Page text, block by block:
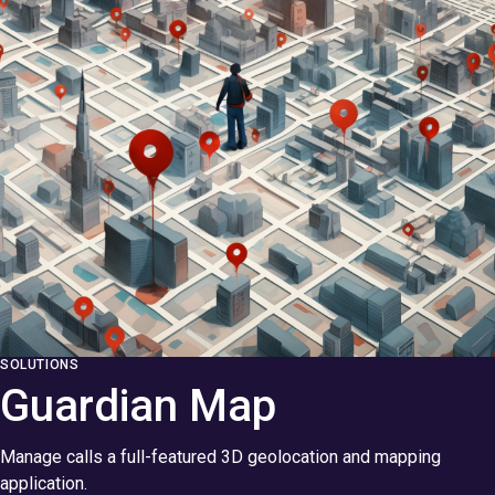
SOLUTIONS
Guardian Map
Manage calls a full-featured 3D geolocation and mapping
application.